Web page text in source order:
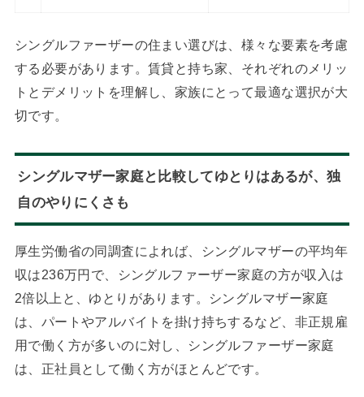
シングルファーザーの住まい選びは、様々な要素を考慮
する必要があります。賃貸と持ち家、それぞれのメリッ
トとデメリットを理解し、家族にとって最適な選択が大
切です。
シングルマザー家庭と比較してゆとりはあるが、独
自のやりにくさも
厚生労働省の同調査によれば、シングルマザーの平均年
収は236万円で、シングルファーザー家庭の方が収入は
2倍以上と、ゆとりがあります。シングルマザー家庭
は、パートやアルバイトを掛け持ちするなど、非正規雇
用で働く方が多いのに対し、シングルファーザー家庭
は、正社員として働く方がほとんどです。